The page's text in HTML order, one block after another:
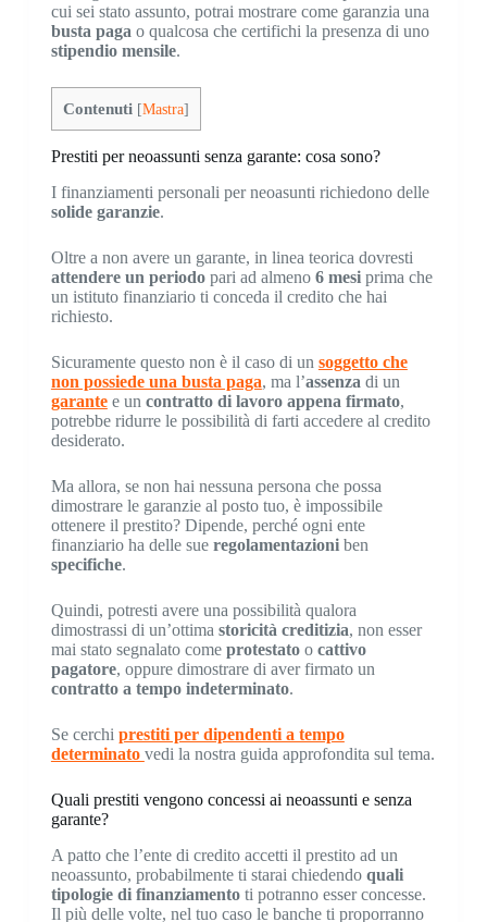
cui sei stato assunto, potrai mostrare come garanzia una
busta paga o qualcosa che certifichi la presenza di uno
stipendio mensile.
Contenuti [Mastra]
Prestiti per neoassunti senza garante: cosa sono?
I finanziamenti personali per neoasunti richiedono delle
solide garanzie.
Oltre a non avere un garante, in linea teorica dovresti
attendere un periodopari ad almeno 6 mesiprima che
un istituto finanziario ti conceda il credito che hai
richiesto.
Sicuramente questo non è il caso di un soggetto che
non possiede una busta paga, ma l’assenza di un
garantee un contratto di lavoro appena firmato,
potrebbe ridurre le possibilità di farti accedere al credito
desiderato.
Ma allora, se non hai nessuna persona che possa
dimostrare le garanzie al posto tuo, è impossibile
ottenere il prestito? Dipende, perché ogni ente
finanziario ha delle sue regolamentazioniben
specifiche.
Quindi, potresti avere una possibilità qualora
dimostrassi di un’ottima storicità creditizia, non esser
mai stato segnalato come protestatoo cattivo
pagatore, oppure dimostrare di aver firmato un
contratto a tempo indeterminato.
Se cerchi prestiti per dipendenti a tempo
determinato vedi la nostra guida approfondita sul tema.
Quali prestiti vengono concessi ai neoassunti e senza
garante?
A patto che l’ente di credito accetti il prestito ad un
neoassunto, probabilmente ti starai chiedendo quali
tipologie di finanziamentoti potranno esser concesse.
Il più delle volte, nel tuo caso le banche ti proporranno